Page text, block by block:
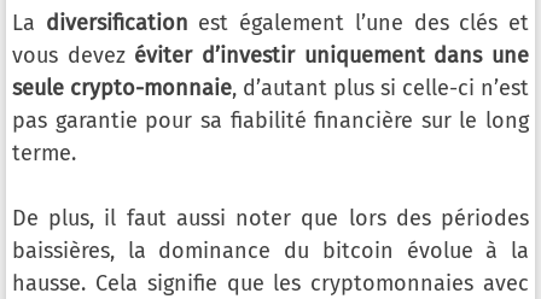
La diversification est également l’une des clés et
vous devez éviter d’investir uniquement dans une
seule crypto-monnaie, d’autant plus si celle-ci n’est
pas garantie pour sa fiabilité financière sur le long
terme.
De plus, il faut aussi noter que lors des périodes
baissières, la dominance du bitcoin évolue à la
hausse. Cela signifie que les cryptomonnaies avec